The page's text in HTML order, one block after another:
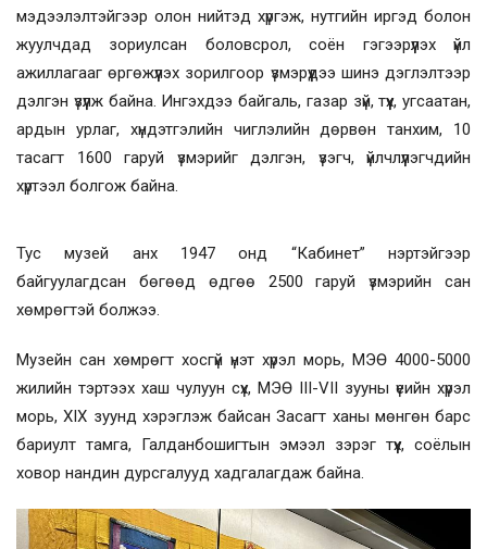
мэдээлэлтэйгээр олон нийтэд хүргэж, нутгийн иргэд болон
жуулчдад зориулсан боловсрол, соён гэгээрүүлэх үйл
ажиллагааг өргөжүүлэх зорилгоор үзмэрүүдээ шинэ дэглэлтээр
дэлгэн үзүүлж байна. Ингэхдээ байгаль, газар зүй, түүх, угсаатан,
ардын урлаг, хүндэтгэлийн чиглэлийн дөрвөн танхим, 10
тасагт 1600 гаруй үзмэрийг дэлгэн, үзэгч, үйлчлүүлэгчдийн
хүртээл болгож байна.
Тус музей анх 1947 онд “Кабинет” нэртэйгээр
байгуулагдсан бөгөөд өдгөө 2500 гаруй үзмэрийн сан
хөмрөгтэй болжээ.
Музейн сан хөмрөгт хосгүй үнэт хүрэл морь, МЭӨ 4000-5000
жилийн тэртээх хаш чулуун сүх, МЭӨ III-VII зууны үеийн хүрэл
морь, XIX зуунд хэрэглэж байсан Засагт ханы мөнгөн барс
бариулт тамга, Галданбошигтын эмээл зэрэг түүх, соёлын
ховор нандин дурсгалууд хадгалагдаж байна.